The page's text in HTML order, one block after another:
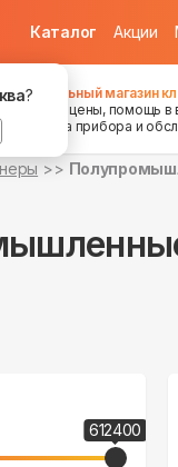
?
Каталог Акции
Федеральный магазин
хорошие цены, помощь в
установка прибора и
612400